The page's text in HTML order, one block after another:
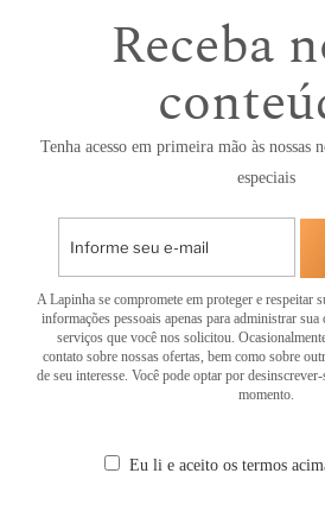
Receba
Tenha acesso em primeira mão às nossas
especiais
A Lapinha se compromete em proteger e respeitar
informações pessoais apenas para administrar
serviços que você nos solicitou.
contato sobre nossas ofertas, bem como sobre
de seu interesse. Você pode optar por
momento.
Eu li e aceito os termos